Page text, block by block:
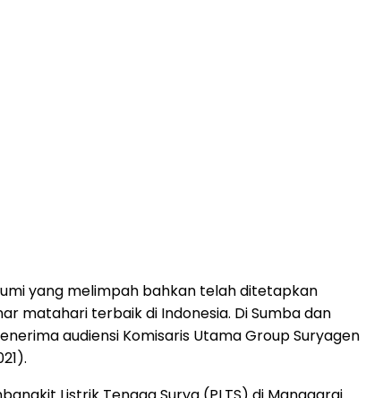
yang melimpah bahkan telah ditetapkan
matahari terbaik di Indonesia. Di Sumba dan
audiensi Komisaris Utama Group Suryagen